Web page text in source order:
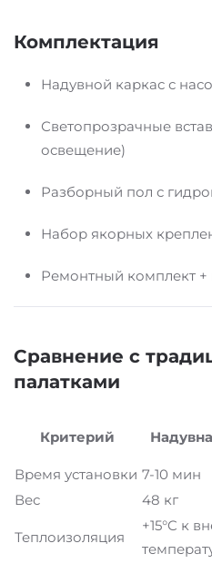
Комплектация
Надувной каркас с
Светопрозрачные
освещение)
Разборный пол с
Набор якорных
Ремонтный комплект +
Сравнение с
палатками
Критерий
Время установки 7-10 мин
Вес
48 кг
Теплоизоляция
+15°C к